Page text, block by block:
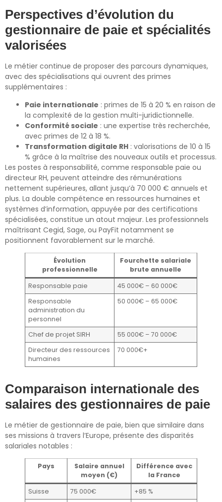
Perspectives d’évolution du
gestionnaire de paie et spécialités
valorisées
Le métier continue de proposer des parcours dynamiques,
avec des spécialisations qui ouvrent des primes
supplémentaires :
Paie internationale : primes de 15 à 20 % en raison de
la complexité de la gestion multi-juridictionnelle.
Conformité sociale : une expertise très recherchée,
avec primes de 12 à 18 %.
Transformation digitale RH : valorisations de 10 à 15
% grâce à la maîtrise des nouveaux outils et processus.
Les postes à responsabilité, comme responsable paie ou
directeur RH, peuvent atteindre des rémunérations
nettement supérieures, allant jusqu’à 70 000 € annuels et
plus. La double compétence en ressources humaines et
systèmes d’information, appuyée par des certifications
spécialisées, constitue un atout majeur. Les professionnels
maîtrisant Cegid, Sage, ou PayFit notamment se
positionnent favorablement sur le marché.
Évolution
professionnelle
Fourchette salariale
brute annuelle
Responsable paie
45 000€ – 60 000€
Responsable
administration du
personnel
50 000€ – 65 000€
Chef de projet SIRH
55 000€ – 70 000€
Directeur des ressources
humaines
70 000€+
Comparaison internationale des
salaires des gestionnaires de paie
Le métier de gestionnaire de paie, bien que similaire dans
ses missions à travers l’Europe, présente des disparités
salariales notables :
Pays
Salaire annuel
moyen (€)
Différence avec
la France
Suisse
75 000€
+85 %